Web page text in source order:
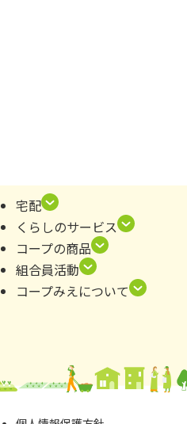
宅配
くらしのサービス
コープの商品
組合員活動
コープみえについて